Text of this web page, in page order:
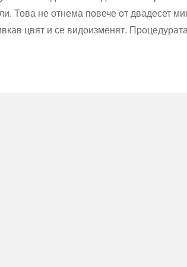
Това не отнема повече от двадесет
цвят и се видоизменят.